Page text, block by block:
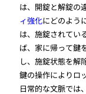
は、開錠と解錠の
ィ強化にどのよう
は、施錠されてい
ば、家に帰って鍵
し、施錠状態を解
鍵の操作によりロ
日常的な文脈では